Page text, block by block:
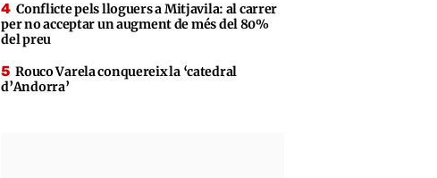
Conflicte pels lloguers a Mitjavila: al carrer
per no acceptar un augment de més del 80%
del preu
Rouco Varela conquereix la ‘catedral
d’Andorra’